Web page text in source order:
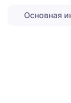
Основная